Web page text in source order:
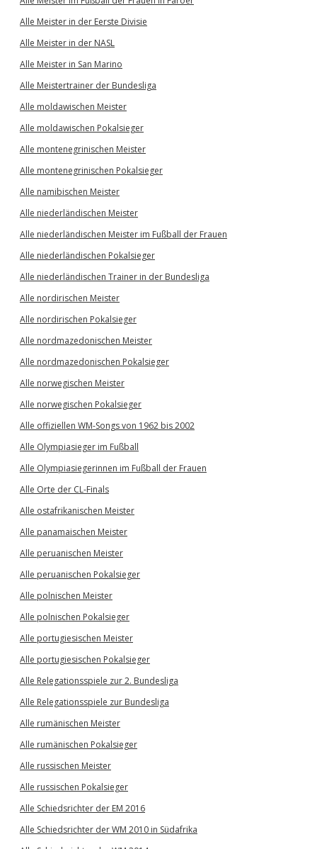
Alle Meister in der Eerste Divisie
Alle Meister in der NASL
Alle Meister in San Marino
Alle Meistertrainer der Bundesliga
Alle moldawischen Meister
Alle moldawischen Pokalsieger
Alle montenegrinischen Meister
Alle montenegrinischen Pokalsieger
Alle namibischen Meister
Alle niederländischen Meister
Alle niederländischen Meister im Fußball der Frauen
Alle niederländischen Pokalsieger
Alle niederländischen Trainer in der Bundesliga
Alle nordirischen Meister
Alle nordirischen Pokalsieger
Alle nordmazedonischen Meister
Alle nordmazedonischen Pokalsieger
Alle norwegischen Meister
Alle norwegischen Pokalsieger
Alle offiziellen WM-Songs von 1962 bis 2002
Alle Olympiasieger im Fußball
Alle Olympiasiegerinnen im Fußball der Frauen
Alle Orte der CL-Finals
Alle ostafrikanischen Meister
Alle panamaischen Meister
Alle peruanischen Meister
Alle peruanischen Pokalsieger
Alle polnischen Meister
Alle polnischen Pokalsieger
Alle portugiesischen Meister
Alle portugiesischen Pokalsieger
Alle Relegationsspiele zur 2. Bundesliga
Alle Relegationsspiele zur Bundesliga
Alle rumänischen Meister
Alle rumänischen Pokalsieger
Alle russischen Meister
Alle russischen Pokalsieger
Alle Schiedsrichter der EM 2016
Alle Schiedsrichter der WM 2010 in Südafrika